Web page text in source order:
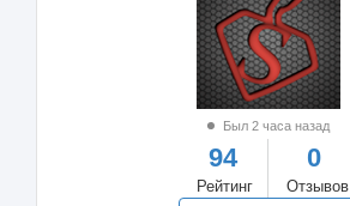
Был 2 часа назад
94
Рейтинг
0
Отзывов